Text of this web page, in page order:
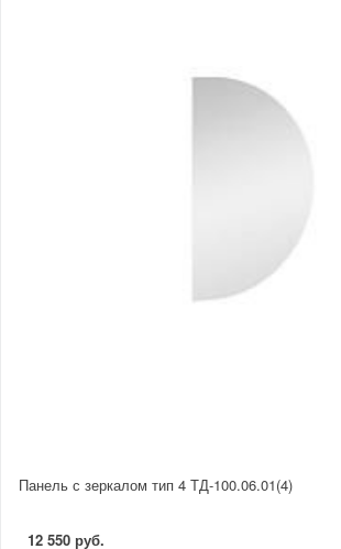
Панель с зеркалом тип 4 ТД-100.06.01(4)
12 550 руб.